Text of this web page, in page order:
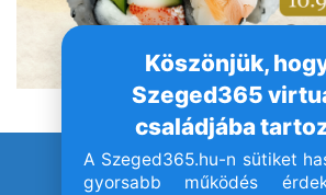
Köszönjük,
Szeged365
családjába
A Szeged365.hu-n sütiket
gyorsabb működés
© Szeged365.hu I Minden jog